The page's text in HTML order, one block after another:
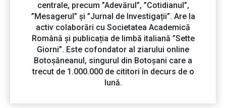
centrale, precum ”Adevărul”, ”Cotidianul”,
”Mesagerul” și ”Jurnal de Investigații”. Are la
activ colaborări cu Societatea Academică
Română și publicația de limbă italiană ”Sette
Giorni”. Este cofondator al ziarului online
Botoșăneanul, singurul din Botoșani care a
trecut de 1.000.000 de cititori în decurs de o
lună.